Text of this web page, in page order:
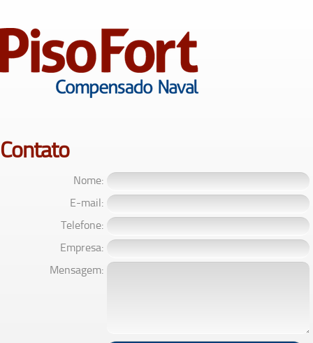
Contato
Nome:
E-mail:
Telefone:
Empresa:
Mensagem: